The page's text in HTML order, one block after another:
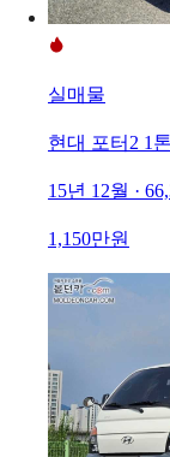
실매물
현대 포터2 1
15년 12월 ·
1,150만원